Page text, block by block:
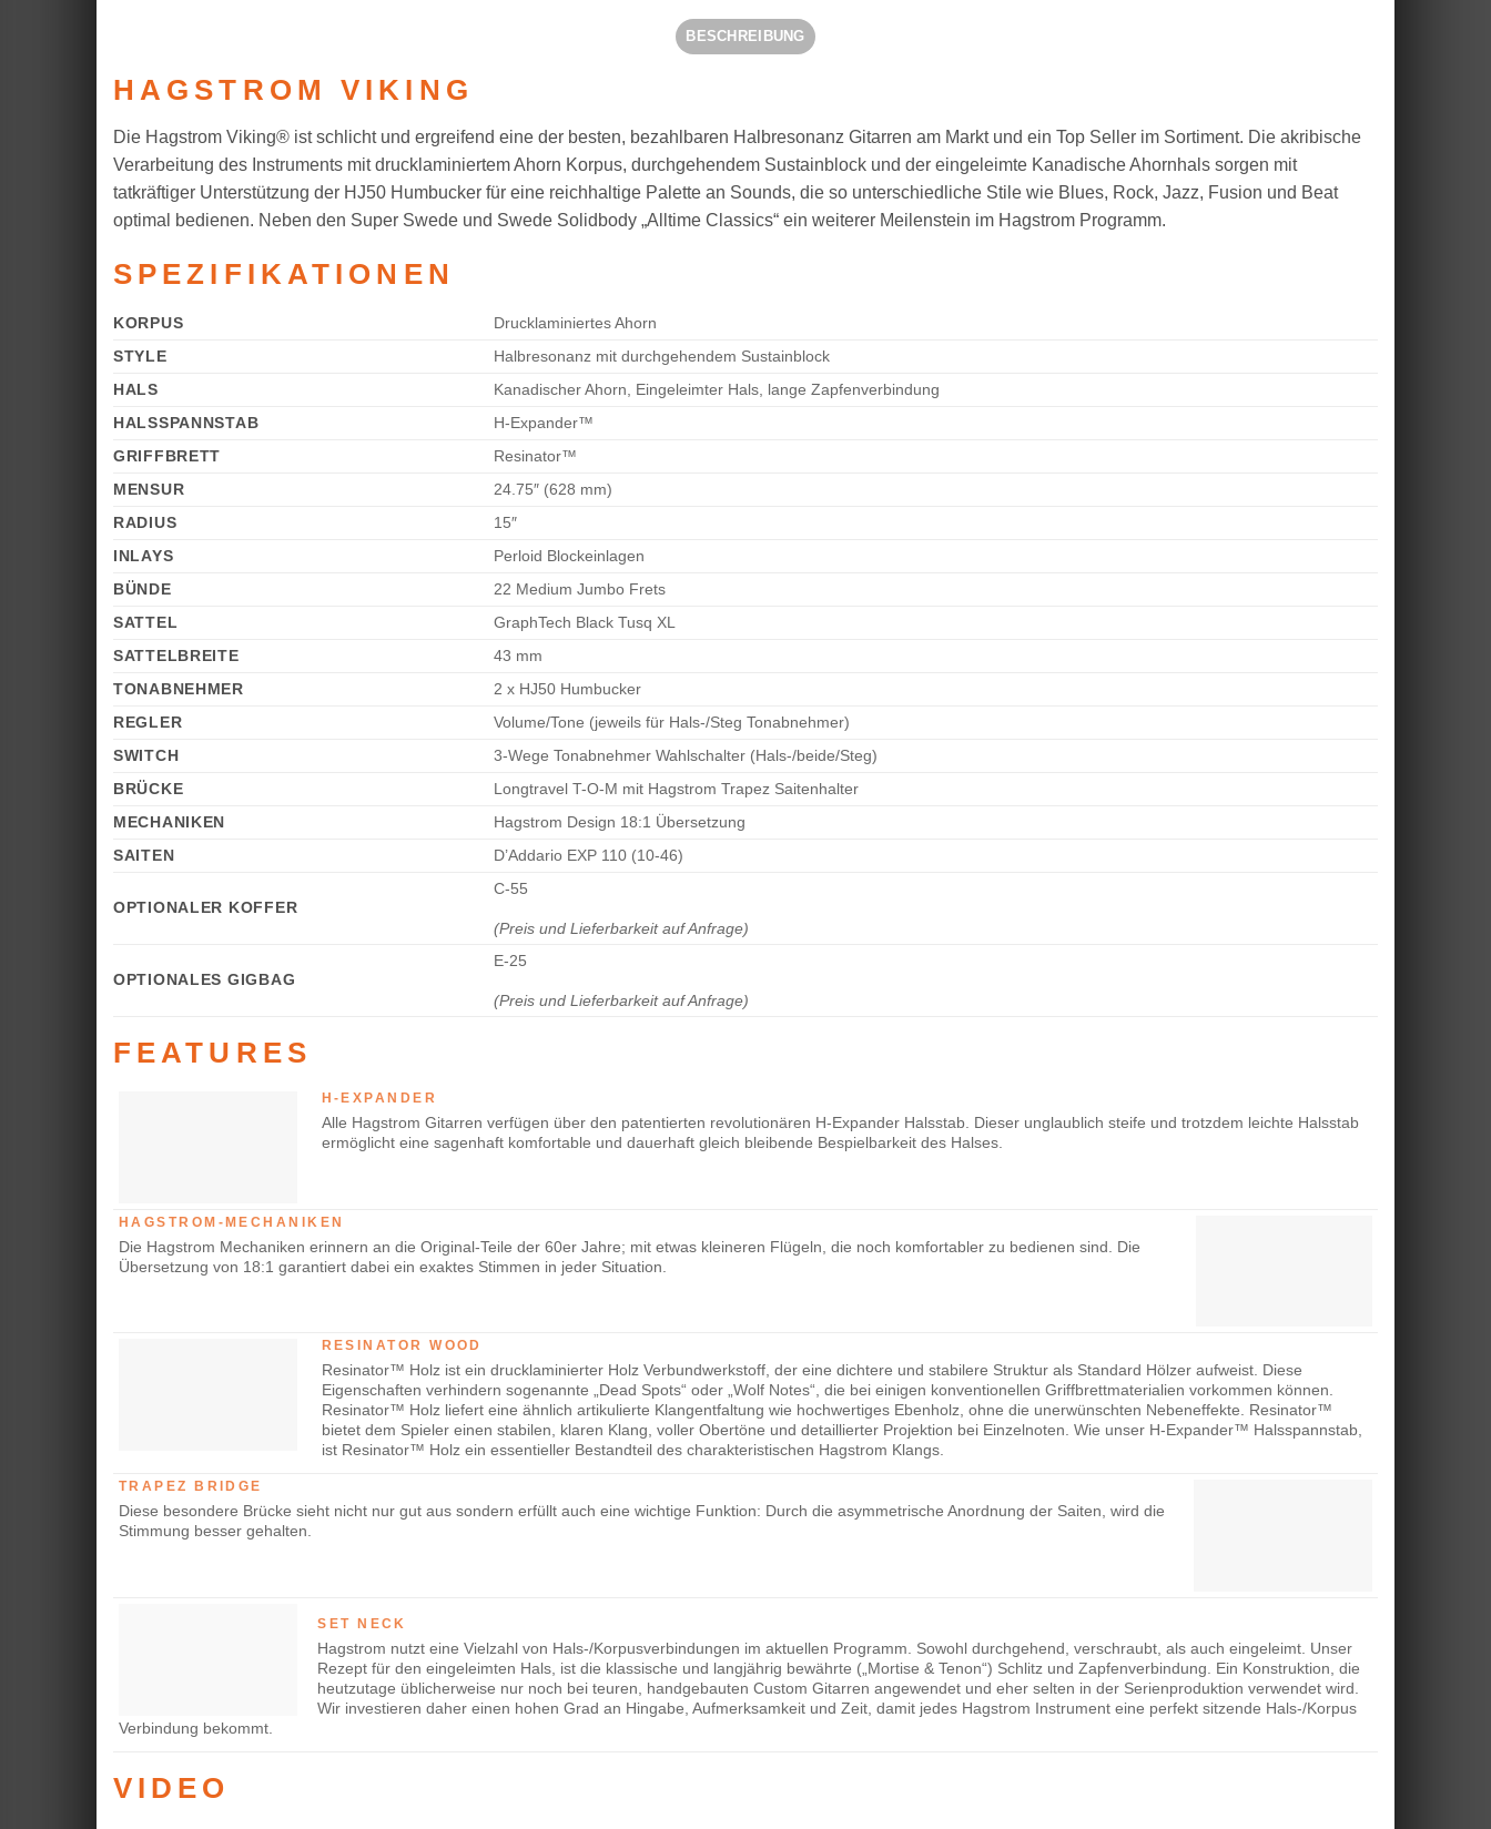
BESCHREIBUNG
HAGSTROM VIKING
Die Hagstrom Viking® ist schlicht und ergreifend eine der besten, bezahlbaren Halbresonanz Gitarren am Markt und ein Top Seller im Sortiment. Die akribische
Verarbeitung des Instruments mit drucklaminiertem Ahorn Korpus, durchgehendem Sustainblock und der eingeleimte Kanadische Ahornhals sorgen mit
tatkräftiger Unterstützung der HJ50 Humbucker für eine reichhaltige Palette an Sounds, die so unterschiedliche Stile wie Blues, Rock, Jazz, Fusion und Beat
optimal bedienen. Neben den Super Swede und Swede Solidbody „Alltime Classics“ ein weiterer Meilenstein im Hagstrom Programm.
SPEZIFIKATIONEN
KORPUS
Drucklaminiertes Ahorn
STYLE
Halbresonanz mit durchgehendem Sustainblock
HALS
Kanadischer Ahorn, Eingeleimter Hals, lange Zapfenverbindung
HALSSPANNSTAB
H-Expander™
GRIFFBRETT
Resinator™
MENSUR
24.75″ (628 mm)
RADIUS
15″
INLAYS
Perloid Blockeinlagen
BÜNDE
22 Medium Jumbo Frets
SATTEL
GraphTech Black Tusq XL
SATTELBREITE
43 mm
TONABNEHMER
2 x HJ50 Humbucker
REGLER
Volume/Tone (jeweils für Hals-/Steg Tonabnehmer)
SWITCH
3-Wege Tonabnehmer Wahlschalter (Hals-/beide/Steg)
BRÜCKE
Longtravel T-O-M mit Hagstrom Trapez Saitenhalter
MECHANIKEN
Hagstrom Design 18:1 Übersetzung
SAITEN
D’Addario EXP 110 (10-46)
OPTIONALER KOFFER
C-55
(Preis und Lieferbarkeit auf Anfrage)
OPTIONALES GIGBAG
E-25
(Preis und Lieferbarkeit auf Anfrage)
FEATURES
H-EXPANDER
Alle Hagstrom Gitarren verfügen über den patentierten revolutionären H-Expander Halsstab. Dieser unglaublich steife und trotzdem leichte Halsstab
ermöglicht eine sagenhaft komfortable und dauerhaft gleich bleibende Bespielbarkeit des Halses.
HAGSTROM-MECHANIKEN
Die Hagstrom Mechaniken erinnern an die Original-Teile der 60er Jahre; mit etwas kleineren Flügeln, die noch komfortabler zu bedienen sind. Die
Übersetzung von 18:1 garantiert dabei ein exaktes Stimmen in jeder Situation.
RESINATOR WOOD
Resinator™ Holz ist ein drucklaminierter Holz Verbundwerkstoff, der eine dichtere und stabilere Struktur als Standard Hölzer aufweist. Diese
Eigenschaften verhindern sogenannte „Dead Spots“ oder „Wolf Notes“, die bei einigen konventionellen Griffbrettmaterialien vorkommen können.
Resinator™ Holz liefert eine ähnlich artikulierte Klangentfaltung wie hochwertiges Ebenholz, ohne die unerwünschten Nebeneffekte. Resinator™
bietet dem Spieler einen stabilen, klaren Klang, voller Obertöne und detaillierter Projektion bei Einzelnoten. Wie unser H-Expander™ Halsspannstab,
ist Resinator™ Holz ein essentieller Bestandteil des charakteristischen Hagstrom Klangs.
TRAPEZ BRIDGE
Diese besondere Brücke sieht nicht nur gut aus sondern erfüllt auch eine wichtige Funktion: Durch die asymmetrische Anordnung der Saiten, wird die
Stimmung besser gehalten.
SET NECK
Hagstrom nutzt eine Vielzahl von Hals-/Korpusverbindungen im aktuellen Programm. Sowohl durchgehend, verschraubt, als auch eingeleimt. Unser
Rezept für den eingeleimten Hals, ist die klassische und langjährig bewährte („Mortise & Tenon“) Schlitz und Zapfenverbindung. Ein Konstruktion, die
heutzutage üblicherweise nur noch bei teuren, handgebauten Custom Gitarren angewendet und eher selten in der Serienproduktion verwendet wird.
Wir investieren daher einen hohen Grad an Hingabe, Aufmerksamkeit und Zeit, damit jedes Hagstrom Instrument eine perfekt sitzende Hals-/Korpus
Verbindung bekommt.
VIDEO